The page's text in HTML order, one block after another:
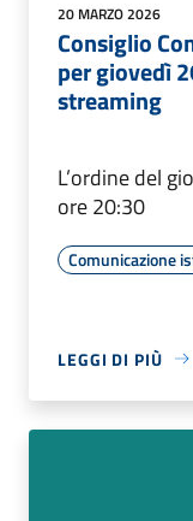
20 MARZO 2026
Consiglio
per giovedì
streaming
L’ordine del
ore 20:30
Comunicazione
LEGGI DI PIÙ